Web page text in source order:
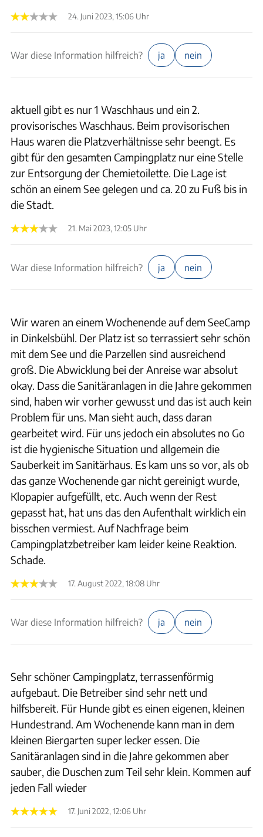
24. Juni 2023, 15:06 Uhr
War diese Information hilfreich? ja nein
aktuell gibt es nur 1 Waschhaus und ein 2.
provisorisches Waschhaus. Beim provisorischen
Haus waren die Platzverhältnisse sehr beengt. Es
gibt für den gesamten Campingplatz nur eine Stelle
zur Entsorgung der Chemietoilette. Die Lage ist
schön an einem See gelegen und ca. 20 zu Fuß bis in
die Stadt.
21. Mai 2023, 12:05 Uhr
War diese Information hilfreich? ja nein
Wir waren an einem Wochenende auf dem SeeCamp
in Dinkelsbühl. Der Platz ist so terrassiert sehr schön
mit dem See und die Parzellen sind ausreichend
groß. Die Abwicklung bei der Anreise war absolut
okay. Dass die Sanitäranlagen in die Jahre gekommen
sind, haben wir vorher gewusst und das ist auch kein
Problem für uns. Man sieht auch, dass daran
gearbeitet wird. Für uns jedoch ein absolutes no Go
ist die hygienische Situation und allgemein die
Sauberkeit im Sanitärhaus. Es kam uns so vor, als ob
das ganze Wochenende gar nicht gereinigt wurde,
Klopapier aufgefüllt, etc. Auch wenn der Rest
gepasst hat, hat uns das den Aufenthalt wirklich ein
bisschen vermiest. Auf Nachfrage beim
Campingplatzbetreiber kam leider keine Reaktion.
Schade.
17. August 2022, 18:08 Uhr
War diese Information hilfreich? ja nein
Sehr schöner Campingplatz, terrassenförmig
aufgebaut. Die Betreiber sind sehr nett und
hilfsbereit. Für Hunde gibt es einen eigenen, kleinen
Hundestrand. Am Wochenende kann man in dem
kleinen Biergarten super lecker essen. Die
Sanitäranlagen sind in die Jahre gekommen aber
sauber, die Duschen zum Teil sehr klein. Kommen auf
jeden Fall wieder
17. Juni 2022, 12:06 Uhr